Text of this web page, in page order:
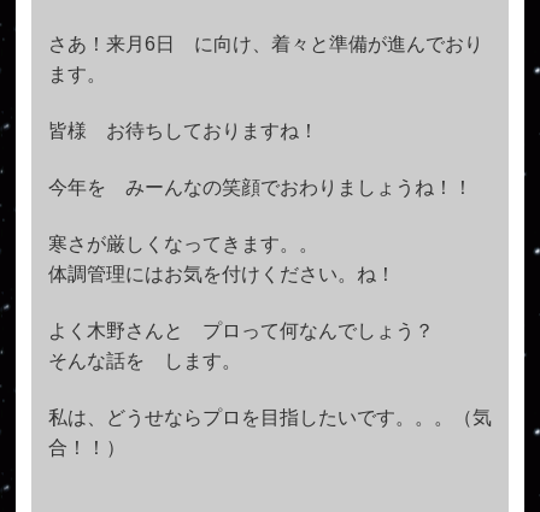
さあ！来月6日 に向け、着々と準備が進んでおり
ます。
皆様 お待ちしておりますね！
今年を みーんなの笑顔でおわりましょうね！！
寒さが厳しくなってきます。。
体調管理にはお気を付けください。ね！
よく木野さんと プロって何なんでしょう？
そんな話を します。
私は、どうせならプロを目指したいです。。。（気
合！！）